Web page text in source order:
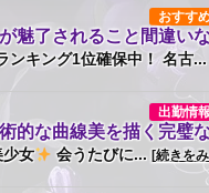
おすす
魅了されること間違いな
キング1位確保中！ 名古...
出勤情報
的な曲線美を描く完璧
女 会うたびに...[続きを